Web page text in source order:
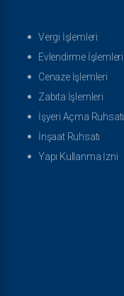
Vergi İşlemleri
Evlendirme İşlemleri
Cenaze İşlemleri
Zabıta İşlemleri
İşyeri Açma Ruhsatı
İnşaat Ruhsatı
Yapı Kullanma İzni